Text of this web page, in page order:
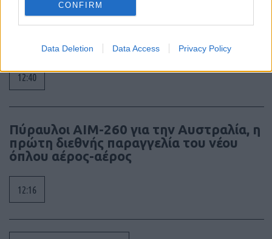
CONFIRM
Data Deletion Data Access Privacy Policy
Υεμένη: Τουλάχιστον 30 νεκροί
στρατιώτες σε μαζικές επιθέσεις των
Χούθι
12:40
Πύραυλοι AIM-260 για την Αυστραλία, η
πρώτη διεθνής παραγγελία του νέου
όπλου αέρος-αέρος
12:16